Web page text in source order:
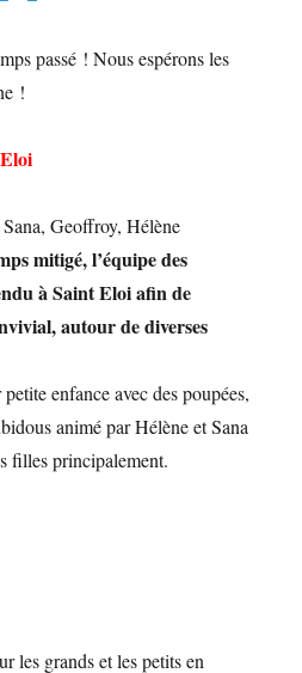
passé ! Nous espérons les
!
Geoffroy, Hélène
mitigé, l’équipe des
à Saint Eloi afin de
autour de diverses
enfance avec des poupées,
animé par Hélène et Sana
filles principalement.
les grands et les petits en